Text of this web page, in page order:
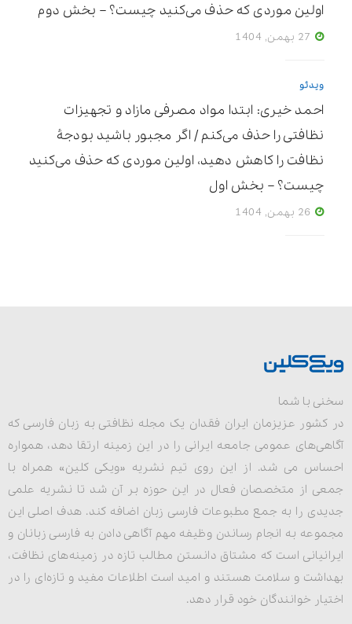
اولین موردی که حذف می‌کنید چیست؟ – بخش دوم
ویدئو
احمد خیری: ابتدا مواد مصرفی مازاد و تجهیزات
نظافتی را حذف می‌کنم / اگر مجبور باشید بودجۀ
نظافت را کاهش دهید، اولین موردی که حذف می‌کنید
چیست؟ – بخش اول
سخنی با شما
در کشور عزیزمان ایران فقدان یک مجله نظافتی به زبان فارسی که
آگاهی‌های عمومی جامعه ایرانی را در این زمینه ارتقا دهد، همواره
احساس می شد. از این روی تیم نشریه «ویکی کلین» همراه با
جمعی از متخصصان فعال در این حوزه بر آن شد تا نشریه علمی
جدیدی را به جمع مطبوعات فارسی زبان اضافه کند. هدف اصلی این
مجموعه به انجام رساندن وظیفه مهم آگاهی دادن به فارسی زبانان و
ایرانیانی است که مشتاق دانستن مطالب تازه در زمینه‌های نظافت،
بهداشت و سلامت هستند و امید است اطلاعات مفید و تازه‌ای را در
اختیار خوانندگان خود قرار دهد.